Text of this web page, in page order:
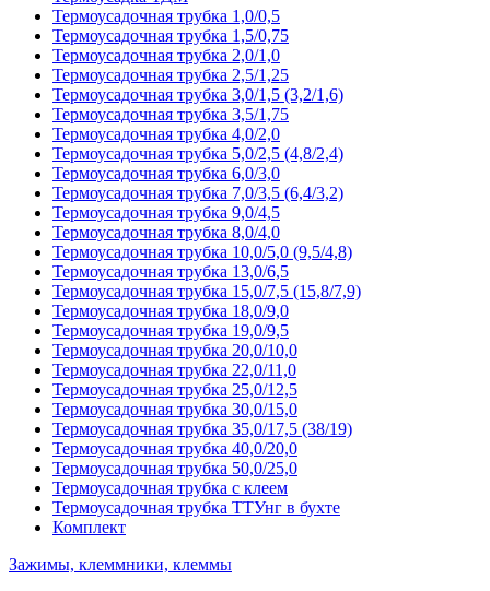
Термоусадочная трубка 1,0/0,5
Термоусадочная трубка 1,5/0,75
Термоусадочная трубка 2,0/1,0
Термоусадочная трубка 2,5/1,25
Термоусадочная трубка 3,0/1,5 (3,2/1,6)
Термоусадочная трубка 3,5/1,75
Термоусадочная трубка 4,0/2,0
Термоусадочная трубка 5,0/2,5 (4,8/2,4)
Термоусадочная трубка 6,0/3,0
Термоусадочная трубка 7,0/3,5 (6,4/3,2)
Термоусадочная трубка 9,0/4,5
Термоусадочная трубка 8,0/4,0
Термоусадочная трубка 10,0/5,0 (9,5/4,8)
Термоусадочная трубка 13,0/6,5
Термоусадочная трубка 15,0/7,5 (15,8/7,9)
Термоусадочная трубка 18,0/9,0
Термоусадочная трубка 19,0/9,5
Термоусадочная трубка 20,0/10,0
Термоусадочная трубка 22,0/11,0
Термоусадочная трубка 25,0/12,5
Термоусадочная трубка 30,0/15,0
Термоусадочная трубка 35,0/17,5 (38/19)
Термоусадочная трубка 40,0/20,0
Термоусадочная трубка 50,0/25,0
Термоусадочная трубка с клеем
Термоусадочная трубка ТТУнг в бухте
Комплект
Зажимы, клеммники, клеммы